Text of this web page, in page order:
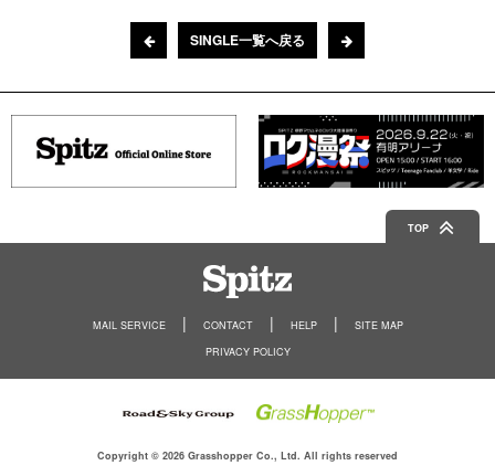
SINGLE一覧へ戻る
TOP
MAIL SERVICE CONTACT HELP
SITE MAP
PRIVACY POLICY
Copyright © 2026 Grasshopper Co., Ltd. All rights reserved